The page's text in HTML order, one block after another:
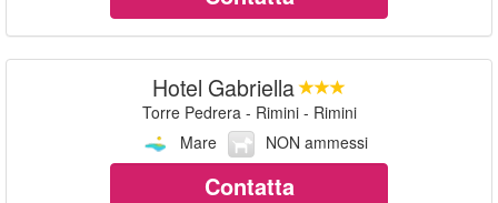
Hotel Gabriella
Torre Pedrera - Rimini - Rimini
Mare
NON ammessi
Contatta